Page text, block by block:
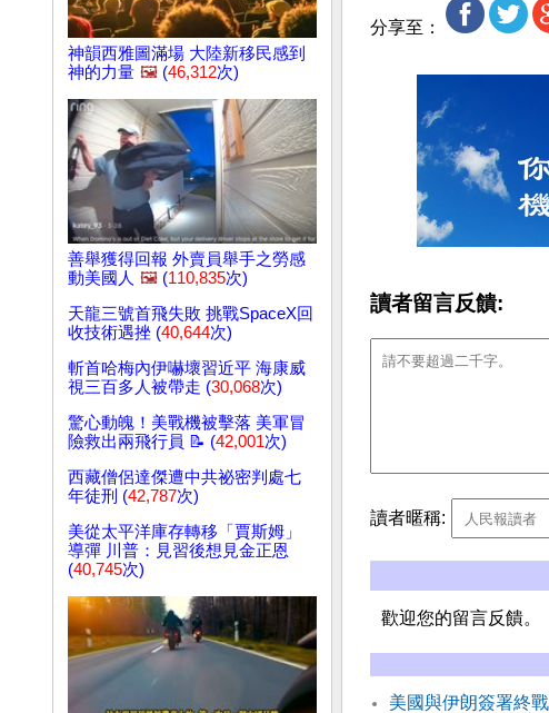
神韻西雅圖滿場 大陸新移民感到
神的力量 🖼️ (46,312次)
善舉獲得回報 外賣員舉手之勞感
動美國人 🖼️ (110,835次)
天龍三號首飛失敗 挑戰SpaceX回
收技術遇挫 (40,644次)
斬首哈梅內伊嚇壞習近平 海康威
視三百多人被帶走 (30,068次)
驚心動魄！美戰機被擊落 美軍冒
險救出兩飛行員 📝 (42,001次)
西藏僧侶達傑遭中共祕密判處七
年徒刑 (42,787次)
美從太平洋庫存轉移「賈斯姆」
導彈 川普：見習後想見金正恩
(40,745次)
分享至：
讀者留言反饋:
讀者暱稱:
歡迎您的留言反饋。
美國與伊朗簽署終